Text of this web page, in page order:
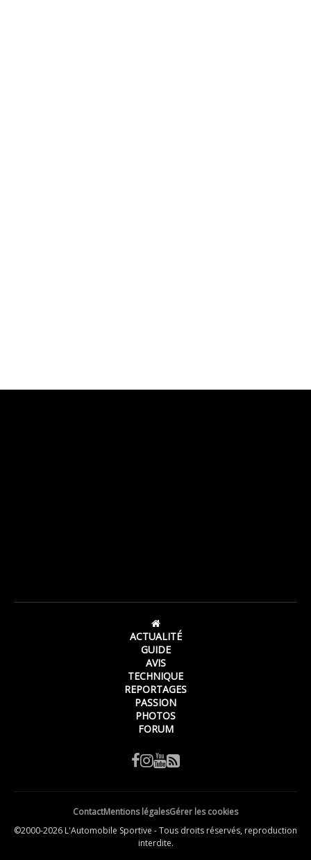
ACTUALITÉ
GUIDE
AVIS
TECHNIQUE
REPORTAGES
PASSION
PHOTOS
FORUM
ContactMentions légalesGérer les cookies
©2000-2026 L'Automobile Sportive - Tous droits réservés, reproduction
interdite.